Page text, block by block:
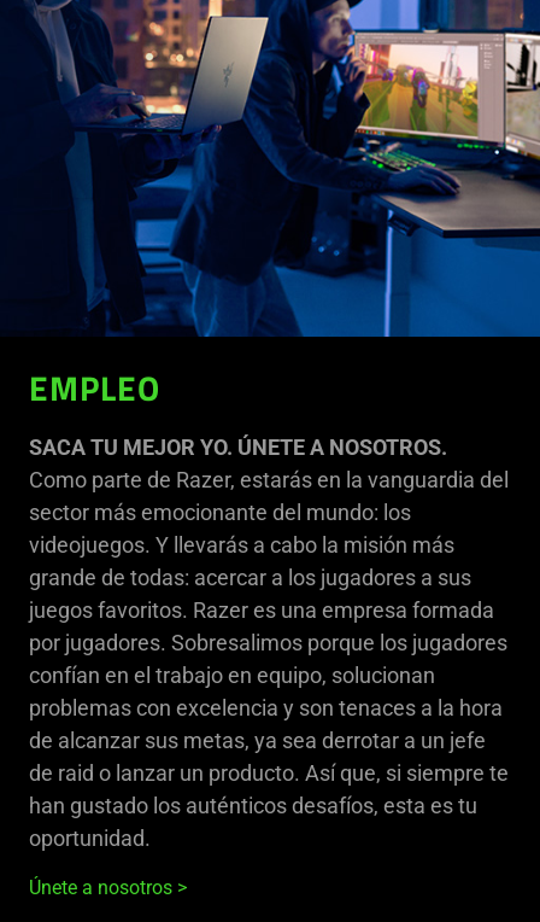
EMPLEO
SACA TU MEJOR YO. ÚNETE A NOSOTROS.
Como parte de Razer, estarás en la vanguardia del
sector más emocionante del mundo: los
videojuegos. Y llevarás a cabo la misión más
grande de todas: acercar a los jugadores a sus
juegos favoritos. Razer es una empresa formada
por jugadores. Sobresalimos porque los jugadores
confían en el trabajo en equipo, solucionan
problemas con excelencia y son tenaces a la hora
de alcanzar sus metas, ya sea derrotar a un jefe
de raid o lanzar un producto. Así que, si siempre te
han gustado los auténticos desafíos, esta es tu
oportunidad.
Únete a nosotros